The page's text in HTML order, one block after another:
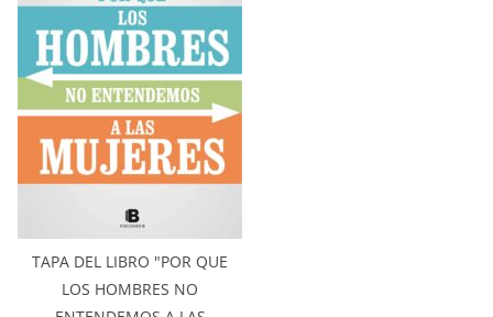
TAPA DEL LIBRO "POR QUE
LOS HOMBRES NO